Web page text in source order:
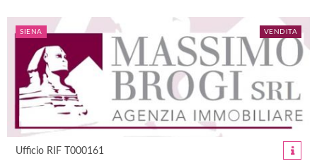
SIENA VENDITA
Ufficio RIF T000161